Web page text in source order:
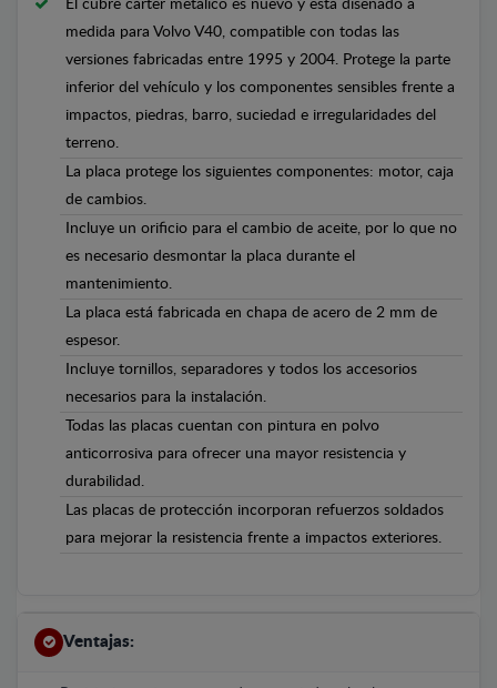
El cubre cárter metálico es nuevo y está diseñado a
medida para Volvo V40, compatible con todas las
versiones fabricadas entre 1995 y 2004. Protege la parte
inferior del vehículo y los componentes sensibles frente a
impactos, piedras, barro, suciedad e irregularidades del
terreno.
La placa protege los siguientes componentes: motor, caja
de cambios.
Incluye un orificio para el cambio de aceite, por lo que no
es necesario desmontar la placa durante el
mantenimiento.
La placa está fabricada en chapa de acero de 2 mm de
espesor.
Incluye tornillos, separadores y todos los accesorios
necesarios para la instalación.
Todas las placas cuentan con pintura en polvo
anticorrosiva para ofrecer una mayor resistencia y
durabilidad.
Las placas de protección incorporan refuerzos soldados
para mejorar la resistencia frente a impactos exteriores.
Ventajas: